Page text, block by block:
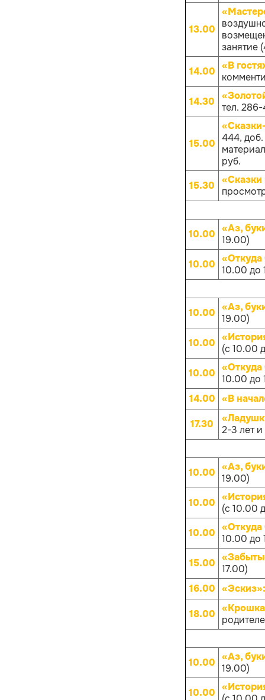
13.00
занятие
14.00 «В
14.30
тел.
15.00 444,
руб.
15.30
«Сказки
10.00 «Аз,
19.00)
10.00 10.00 до
10.00 «Аз,
19.00)
10.00
(с 10.00
10.00 10.00 до
14.00 «В
17.30
2-3 лет
10.00 «Аз,
19.00)
10.00
(с 10.00
10.00 10.00 до
15.00 17.00)
16.00
18.00
10.00 «Аз,
19.00)
10.00